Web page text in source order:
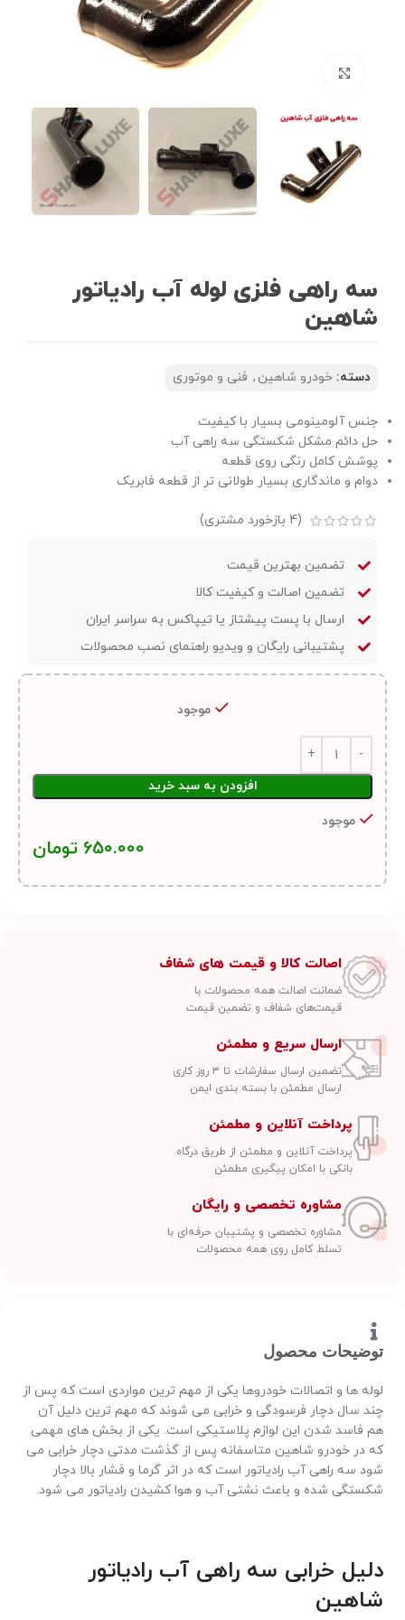
سه راهی فلزی لوله آب رادیاتور
شاهین
دسته: خودرو شاهین , فنی و موتوری
جنس آلومینومی بسیار با کیفیت
حل دائم مشکل شکستگی سه راهی آب
پوشش کامل رنگی روی قطعه
دوام و ماندگاری بسیار طولانی تر از قطعه فابریک
(
4 بازخورد مشتری)
تضمین بهترین قیمت
تضمین اصالت و کیفیت کالا
ارسال با پست پیشتاز یا تیپاکس به سراسر ایران
پشتیبانی رایگان و ویدیو راهنمای نصب محصولات
موجود
افزودن به سبد خرید
موجود
650.000 تومان
اصالت کالا و قیمت های شفاف
ضمانت اصالت همه محصولات با
قیمت‌های شفاف و تضمین قیمت
ارسال سریع و مطمئن
تضمین ارسال سفارشات تا ۳ روز کاری
ارسال مطمئن با بسته بندی ایمن
پرداخت آنلاین و مطمئن
پرداخت آنلاین و مطمئن از طریق درگاه
بانکی با امکان پیگیری مطمئن
مشاوره تخصصی و رایگان
مشاوره تخصصی و پشتیبان حرفه‌ای با
تسلط کامل روی همه محصولات
توضیحات محصول
لوله ها و اتصالات خودروها یکی از مهم ترین مواردی است که پس از
چند سال دچار فرسودگی و خرابی می شوند که مهم ترین دلیل آن
هم فاسد شدن این لوازم پلاستیکی است. یکی از بخش های مهمی
که در خودرو شاهین متاسفانه پس از گذشت مدتی دچار خرابی می
شود سه راهی آب رادیاتور است که در اثر گرما و فشار بالا دچار
شکستگی شده و باعث نشتی آب و هوا کشیدن رادیاتور می شود.
دلیل خرابی سه راهی آب رادیاتور
شاهین